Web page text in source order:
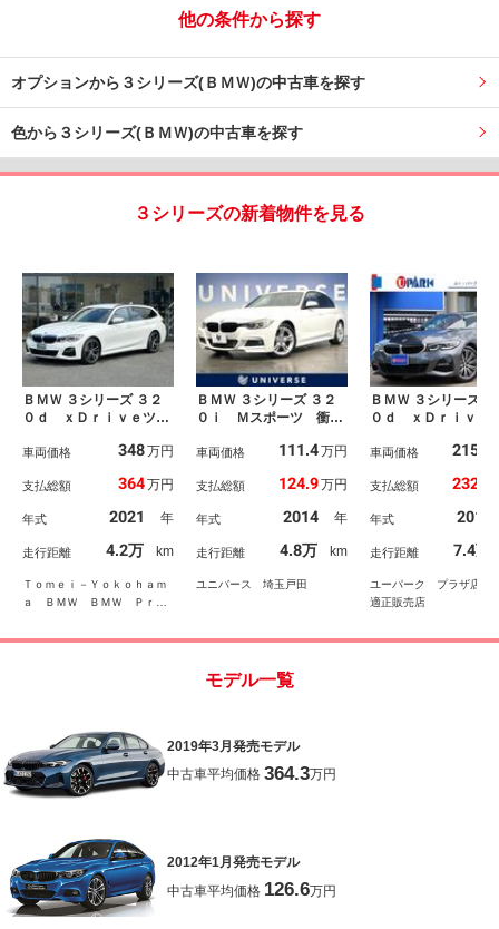
他の条件から探す
オプションから３シリーズ(ＢＭＷ)の中古車を探す
色から３シリーズ(ＢＭＷ)の中古車を探す
３シリーズの新着物件を見る
ＢＭＷ ３シリーズ ３２
０ｄ ｘＤｒｉｖｅツー
煙車 全方位カメラ【認
ィーラー保証付／１年・
ヘッドライト オートト
ランク パーキングアシ
スト 電動シート オー
トハイビーム アイドリ
ングストップ ＵＳＢ
車両価格 348万円
支払総額 364万円
年式 2021 年
走行距離 4.2万 km
Ｔｏｍｅｉ－Ｙｏｋｏｈａｍ
ａ ＢＭＷ ＢＭＷ Ｐｒｅ
ｎ 東名横浜
ＢＭＷ ３シリーズ ３２
０ｉ Ｍスポーツ 衝突
コントロール レーンア
ト 純正ナビ Ｂｌｕｅ
ラ クリアランスソナ
ー 純正１８インチアル
ミホイール ＨＩＤヘッ
ドライト オートライト
車両価格 111.4万円
支払総額 124.9万円
年式 2014 年
走行距離 4.8万 km
ユニバース 埼玉戸田
ＢＭＷ ３シリーズ
０ｄ ｘＤｒｉｖｅ
ライビングアシスト
／Ｃａｒｐｌａｙ／
ＥＴＣ／レーンキー
ヒーター付電動シー
ＰＷトランク／ＬＥ
ッド／アンビエント
ト／パーキングアシ
車両価格 215.9
支払総額 232.3
年式 2019
走行距離 7.4万
ユーパーク プラザ店
適正販売店
モデル一覧
2019年3月発売モデル
中古車平均価格 364.3万円
2012年1月発売モデル
中古車平均価格 126.6万円